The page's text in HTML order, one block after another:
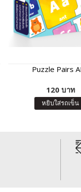
Puzzle Pairs
120 บาท
หยิบใส่รถเข็น